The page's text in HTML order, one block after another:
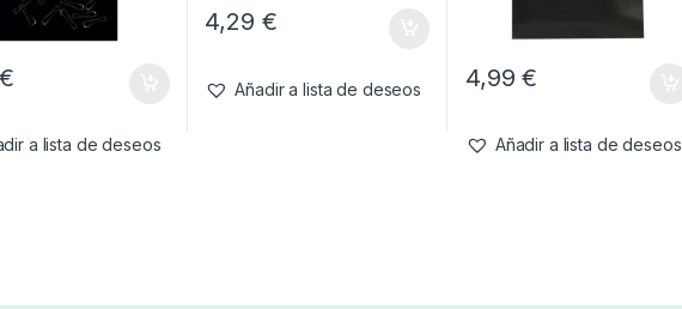
€
a lista de deseos
4,29 €
Añadir a lista de deseos 4,99€
Añadir a lista de deseos